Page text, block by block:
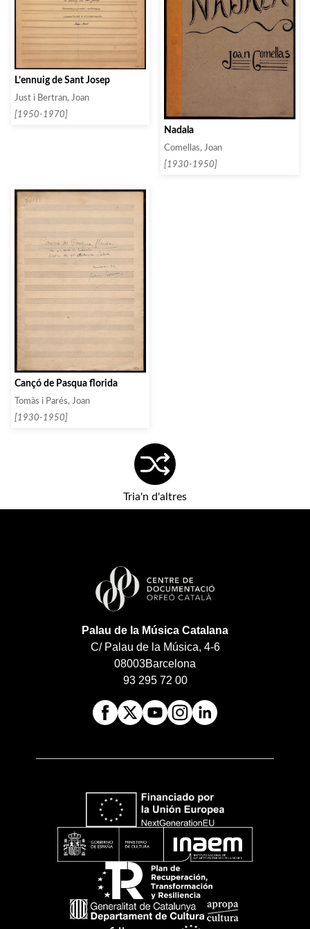
L’ennuig de Sant Josep
Just i Bertran, Joan
[1950-1970]
Nadala
Comellas, Joan
[1930-1950]
Cançó de Pasqua florida
Tomàs i Parés, Joan
[1930-1950]
Tria'n d'altres
Palau de la Música Catalana
C/ Palau de la Música, 4-6
08003Barcelona
93 295 72 00